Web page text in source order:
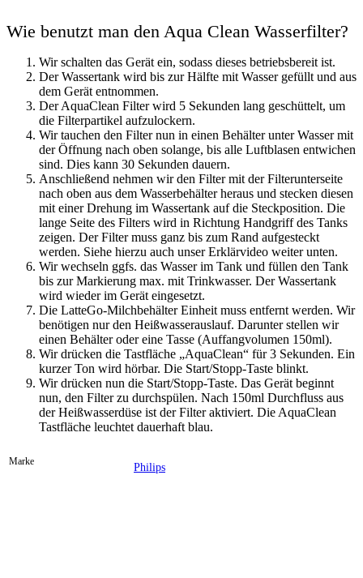
Wie benutzt man den Aqua Clean Wasserfilter?
Wir schalten das Gerät ein, sodass dieses betriebsbereit ist.
Der Wassertank wird bis zur Hälfte mit Wasser gefüllt und aus
dem Gerät entnommen.
Der AquaClean Filter wird 5 Sekunden lang geschüttelt, um
die Filterpartikel aufzulockern.
Wir tauchen den Filter nun in einen Behälter unter Wasser mit
der Öffnung nach oben solange, bis alle Luftblasen entwichen
sind. Dies kann 30 Sekunden dauern.
Anschließend nehmen wir den Filter mit der Filterunterseite
nach oben aus dem Wasserbehälter heraus und stecken diesen
mit einer Drehung im Wassertank auf die Steckposition. Die
lange Seite des Filters wird in Richtung Handgriff des Tanks
zeigen. Der Filter muss ganz bis zum Rand aufgesteckt
werden. Siehe hierzu auch unser Erklärvideo weiter unten.
Wir wechseln ggfs. das Wasser im Tank und füllen den Tank
bis zur Markierung max. mit Trinkwasser. Der Wassertank
wird wieder im Gerät eingesetzt.
Die LatteGo-Milchbehälter Einheit muss entfernt werden. Wir
benötigen nur den Heißwasserauslauf. Darunter stellen wir
einen Behälter oder eine Tasse (Auffangvolumen 150ml).
Wir drücken die Tastfläche „AquaClean“ für 3 Sekunden. Ein
kurzer Ton wird hörbar. Die Start/Stopp-Taste blinkt.
Wir drücken nun die Start/Stopp-Taste. Das Gerät beginnt
nun, den Filter zu durchspülen. Nach 150ml Durchfluss aus
der Heißwasserdüse ist der Filter aktiviert. Die AquaClean
Tastfläche leuchtet dauerhaft blau.
Marke Philips